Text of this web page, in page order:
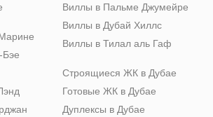
Бэе
Виллы в Пальме Джумейре
Виллы в Дубай Хиллс
Виллы в Тилал аль Гаф
Строящиеся ЖК в Дубае
Готовые ЖК в Дубае
Дуплексы в Дубае